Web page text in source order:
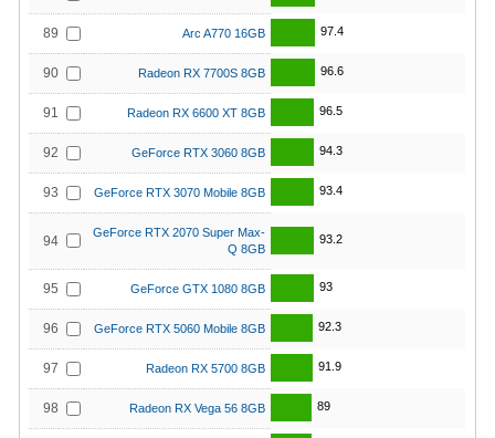
89 Arc A770 16GB 97.4
90 Radeon RX 7700S 8GB 96.6
91 Radeon RX 6600 XT 8GB 96.5
92 GeForce RTX 3060 8GB 94.3
93 GeForce RTX 3070 Mobile 8GB 93.4
94
GeForce RTX 2070 Super Max-
Q 8GB
93.2
95 GeForce GTX 1080 8GB 93
96 GeForce RTX 5060 Mobile 8GB 92.3
97 Radeon RX 5700 8GB 91.9
98 Radeon RX Vega 56 8GB 89